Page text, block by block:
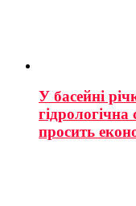
У басейні
гідрологічна
просить